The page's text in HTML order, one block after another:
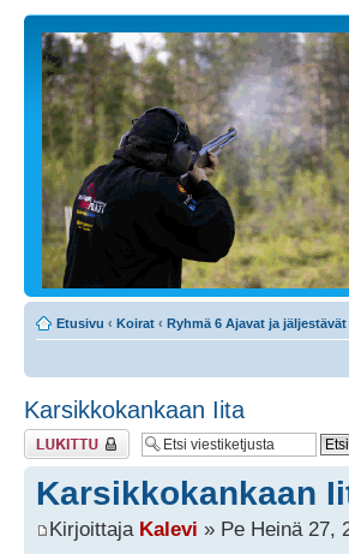
Etusivu ‹ Koirat ‹ Ryhmä 6 Ajavat ja
Karsikkokankaan Iita
Viestiketju on
lukittu
Karsikkokankaan
Kirjoittaja Kalevi » Pe Heinä 27,